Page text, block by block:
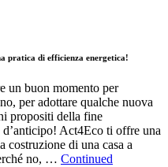
pratica di efficienza energetica!
un buon momento per
per adottare qualche nuova
propositi della fine
Act4Eco ti offre una
costruzione di una casa a
no, … Continued